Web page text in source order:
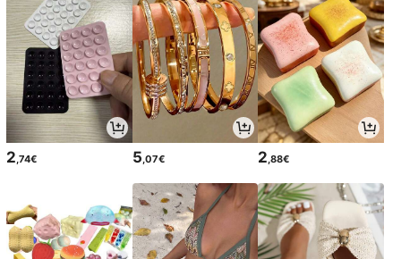
2,74€ 5,07€ 2,88€